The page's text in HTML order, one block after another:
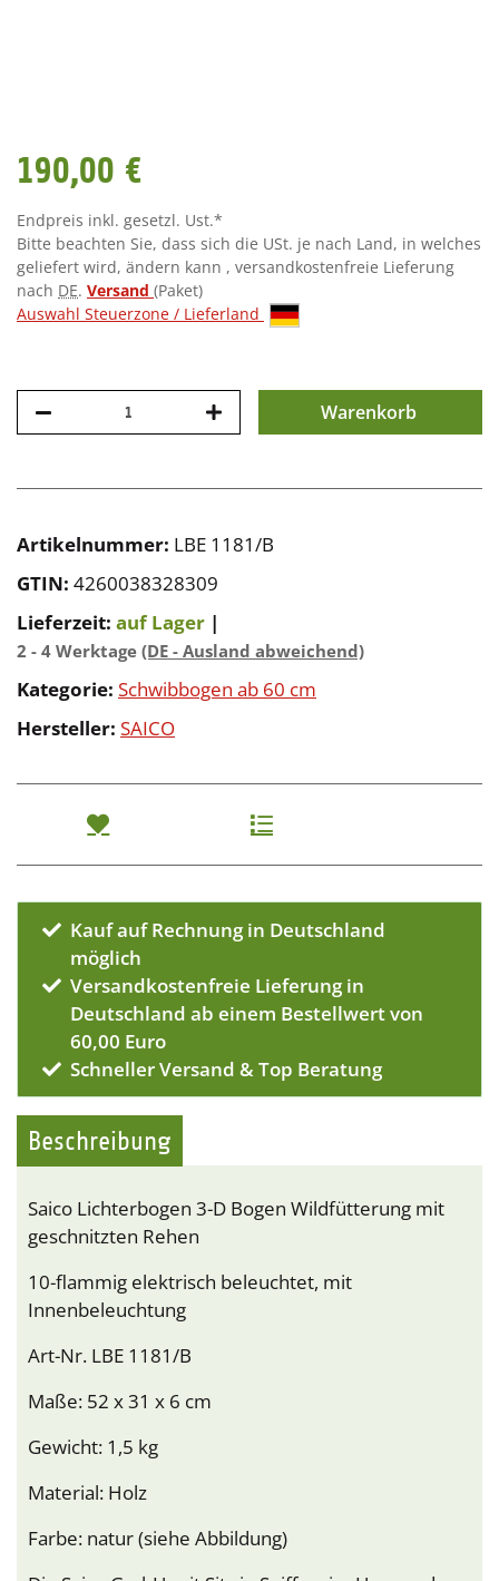
190,00 €
Endpreis inkl. gesetzl. Ust.*
Bitte beachten Sie, dass sich die USt. je nach Land, in welches
geliefert wird, ändern kann , versandkostenfreie Lieferung
nach DE. Versand (Paket)
Auswahl Steuerzone / Lieferland
Warenkorb
Artikelnummer: LBE 1181/B
GTIN: 4260038328309
Lieferzeit: auf Lager |
2 - 4 Werktage (DE - Ausland abweichend)
Kategorie: Schwibbogen ab 60 cm
Hersteller: SAICO
Kauf auf Rechnung in Deutschland
möglich
Versandkostenfreie Lieferung in
Deutschland ab einem Bestellwert von
60,00 Euro
Schneller Versand & Top Beratung
Beschreibung
Saico Lichterbogen 3-D Bogen Wildfütterung mit
geschnitzten Rehen
10-flammig elektrisch beleuchtet, mit
Innenbeleuchtung
Art-Nr. LBE 1181/B
Maße: 52 x 31 x 6 cm
Gewicht: 1,5 kg
Material: Holz
Farbe: natur (siehe Abbildung)